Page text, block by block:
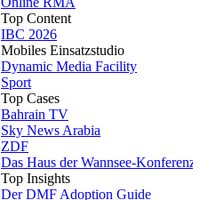
Top Content
IBC 2026
Mobiles Einsatzstudio
Dynamic Media Facility
Sport
Top Cases
Bahrain TV
Sky News Arabia
ZDF
Das Haus der Wannsee-Konferenz
Top Insights
Der DMF Adoption Guide